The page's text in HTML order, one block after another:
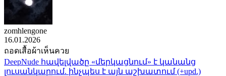
zomhlengone
16.01.2026
ถอดเสื้อผ้าเห็นควย
DeepNude հավելվածը «մերկացնում» է կանանց
լուսանկարում. ինչպես է այն աշխատում (+upd.)